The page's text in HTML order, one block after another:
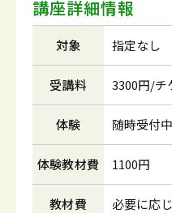
講座詳細情報
対象 指定なし
受講料 3300円/チ
体験 随時受付
体験教材費 1100円
教材費
必要に応